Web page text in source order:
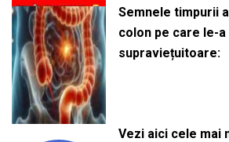
Semnele timpurii
colon pe care le-
supraviețuitoare:
Vezi aici cele mai